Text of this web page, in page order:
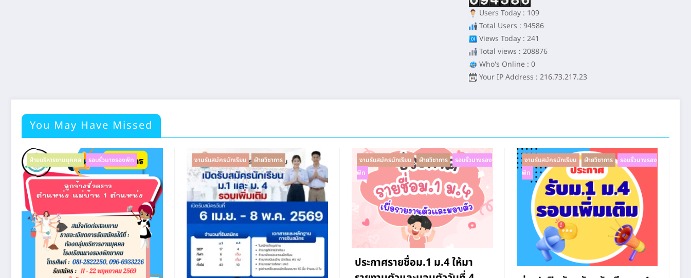
Users Today : 109
Total Users : 94586
Views Today : 241
Total views : 208876
Who's Online : 0
Your IP Address : 216.73.217.23
You May Have Missed
ฝ่ายบริหารงานบุคคล รอบรั้วนางรองพิท งานรับสมัครนักเรียน ฝ่ายวิชาการ งานรับสมัครนักเรียน ฝ่ายวิชาการ
รอบรั้วนางรอง
พิท
ประกาศรายชื่อม.1 ม.4 ให้มา
งานรับสมัครนักเรียน ฝ่ายวิชาการ
รอบรั้วนางรอง
พิท